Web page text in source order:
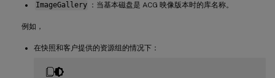
ImageGallery ：当基本磁盘是 ACG 映像版本时的库名称。
例如，
在快照和客户提供的资源组的情况下：